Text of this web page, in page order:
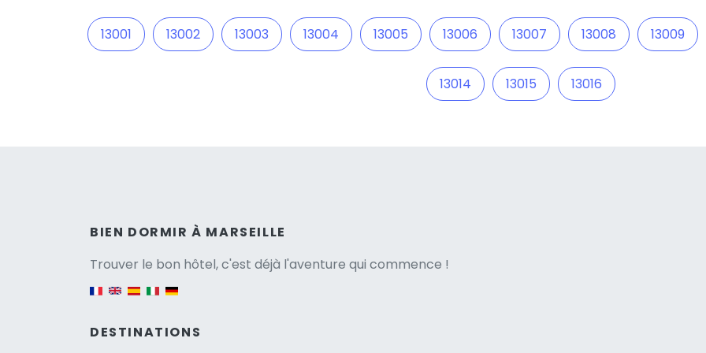
13001 13002 13003 13004 13005 13006 13007 13008 13009
13014 13015 13016
BIEN DORMIR À MARSEILLE
Trouver le bon hôtel, c'est déjà l'aventure qui commence !
Versione italiana
DESTINATIONS